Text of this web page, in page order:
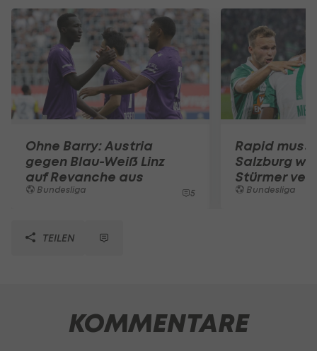
Ohne Barry: Austria
gegen Blau-Weiß Linz
auf Revanche aus
Bundesliga 5
Rapid muss
Salzburg
Stürmer
Bundesliga
TEILEN
KOMMENTARE